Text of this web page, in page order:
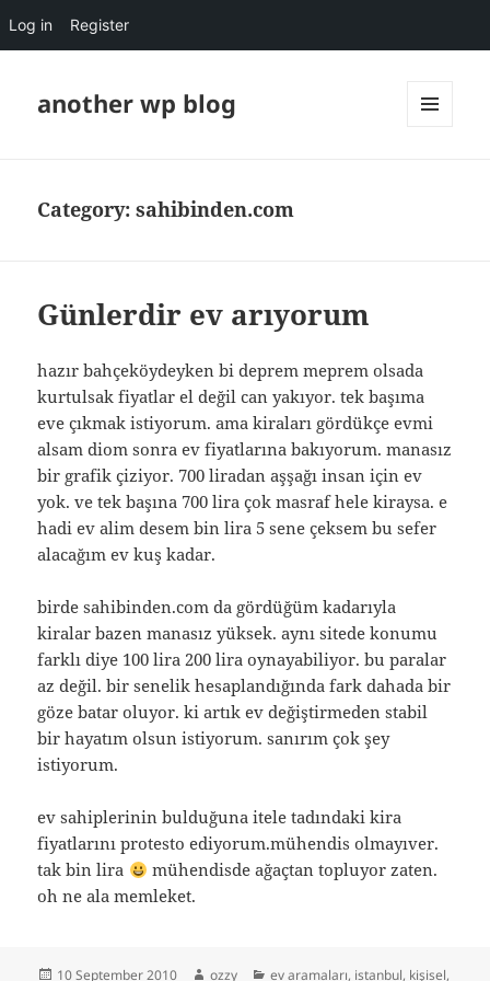
Log in Register
another wp blog
Category:sahibinden.com
Günlerdir ev arıyorum
hazır bahçeköydeyken bi deprem meprem olsada
kurtulsak fiyatlar el değil can yakıyor. tek başıma
eve çıkmak istiyorum. ama kiraları gördükçe evmi
alsam diom sonra ev fiyatlarına bakıyorum. manasız
bir grafik çiziyor. 700 liradan aşşağı insan için ev
yok. ve tek başına 700 lira çok masraf hele kiraysa. e
hadi ev alim desem bin lira 5 sene çeksem bu sefer
alacağım ev kuş kadar.
birde sahibinden.com da gördüğüm kadarıyla
kiralar bazen manasız yüksek. aynı sitede konumu
farklı diye 100 lira 200 lira oynayabiliyor. bu paralar
az değil. bir senelik hesaplandığında fark dahada bir
göze batar oluyor. ki artık ev değiştirmeden stabil
bir hayatım olsun istiyorum. sanırım çok şey
istiyorum.
ev sahiplerinin bulduğuna itele tadındaki kira
fiyatlarını protesto ediyorum.mühendis olmayıver.
tak bin lira
mühendisde ağaçtan topluyor zaten.
oh ne ala memleket.
Posted
10 September 2010 Author
ozzy Categories
ev aramaları, istanbul, kişisel,